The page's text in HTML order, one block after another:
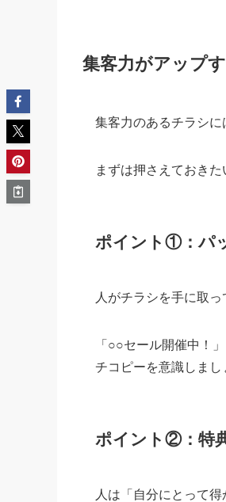
集客力がアップ
集客力のあるチラシに
まずは押さえておき
ポイント①：パ
人がチラシを手に取
「○○セール開催中！
チコピーを意識しまし
ポイント②：特
人は「自分にとって